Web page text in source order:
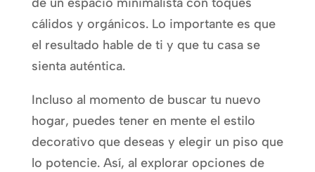
de un espacio minimalista con toques
cálidos y orgánicos. Lo importante es que
el resultado hable de ti y que tu casa se
sienta auténtica.
Incluso al momento de buscar tu nuevo
hogar, puedes tener en mente el estilo
decorativo que deseas y elegir un piso que
lo potencie. Así, al explorar opciones de